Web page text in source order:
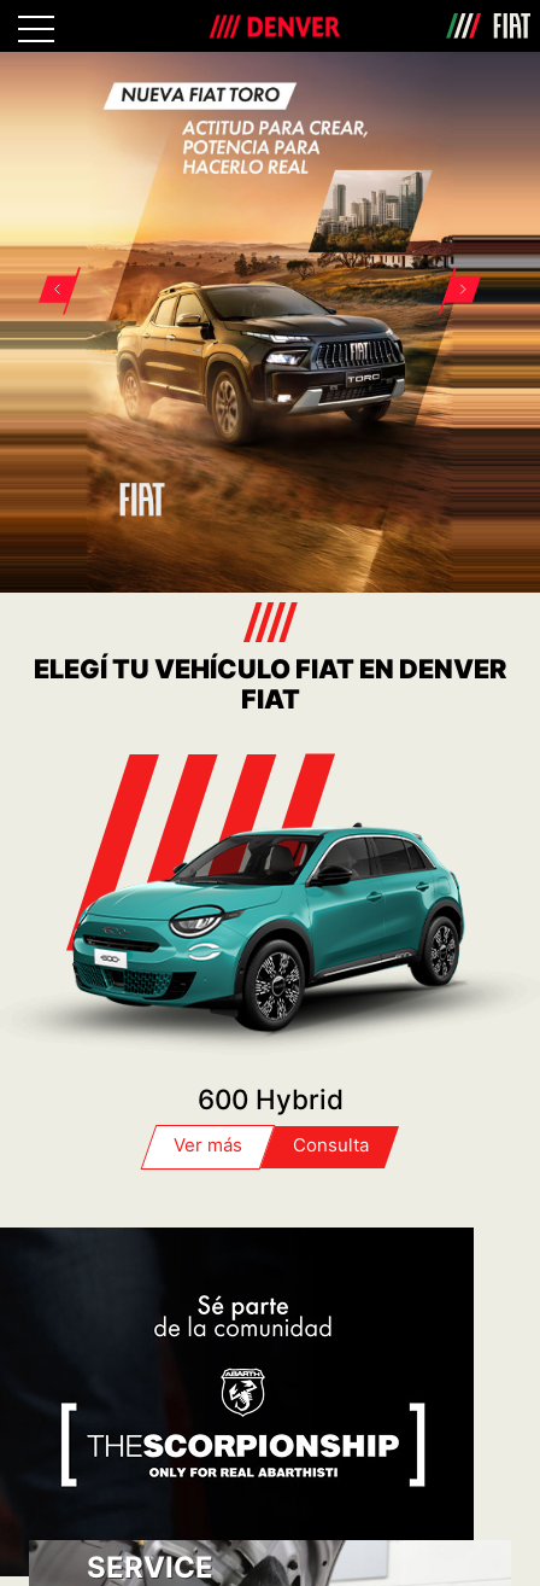
ELEGÍ TU VEHÍCULO FIAT EN DENVER
FIAT
600 Hybrid
Ver más Consulta
SERVICE